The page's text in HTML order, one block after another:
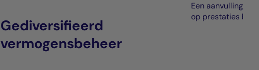
Gediversifieerd
vermogensbeheer
Een aanvulling
op prestaties